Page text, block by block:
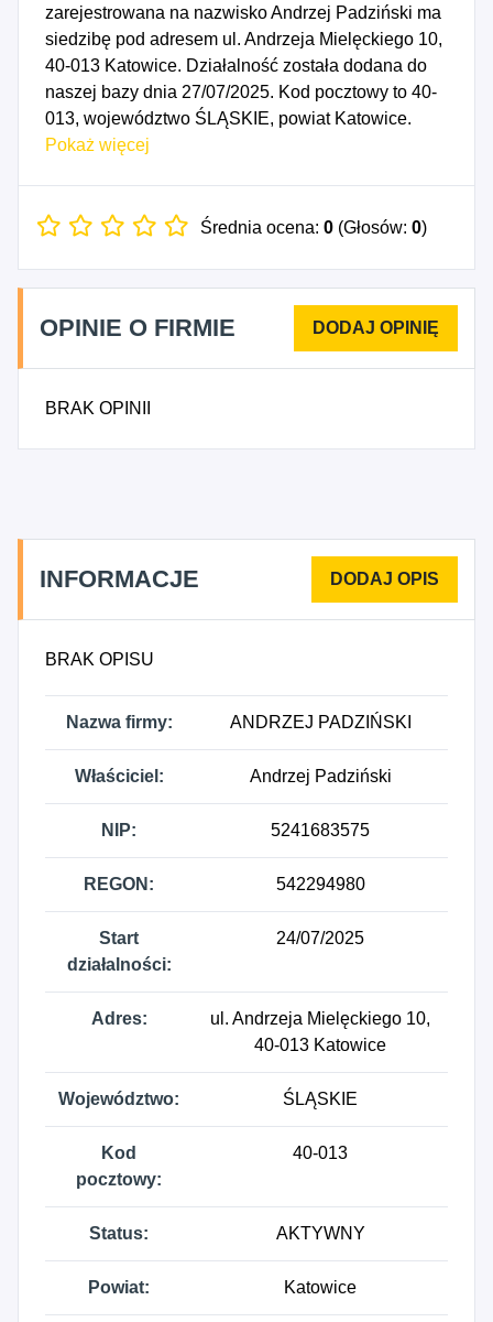
zarejestrowana na nazwisko Andrzej Padziński ma
siedzibę pod adresem ul. Andrzeja Mielęckiego 10,
40-013 Katowice. Działalność została dodana do
naszej bazy dnia 27/07/2025. Kod pocztowy to 40-
013, województwo ŚLĄSKIE, powiat Katowice.
Numer Identyfikacji Podatkowej NIP to
rozpoczęcia działalności gospodarczej przypada
wyrobów tytoniowych prowadzona na straganach i
targowiskach, 4782Z - Sprzedaż detaliczna
wyrobów tekstylnych, odzieży i obuwia prowadzona
detaliczna motocykli oraz części i akcesoriów do
Pokaż więcej
Średnia ocena: 0 (Głosów: 0)
OPINIE O FIRMIE
BRAK OPINII
INFORMACJE
BRAK OPISU
Nazwa firmy: ANDRZEJ PADZIŃSKI
Właściciel: Andrzej Padziński
NIP: 5241683575
REGON: 542294980
Start
działalności:
24/07/2025
Adres:
ul. Andrzeja Mielęckiego 10,
40-013 Katowice
Województwo: ŚLĄSKIE
Kod
pocztowy:
40-013
Status: AKTYWNY
Powiat: Katowice